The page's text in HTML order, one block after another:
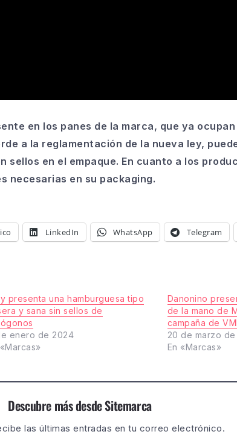
en los panes de la marca, que ya ocupan
a la reglamentación de la nueva ley,
sellos en el empaque. En cuanto a los
necesarias en su packaging.
LinkedIn WhatsApp Telegram
presenta una hamburguesa tipo
y sana sin sellos de
enero de 2024
Danonino
de la mano de
campaña de
20 de marzo de
En «Marcas»
Descubre más desde Sitemarca
las últimas entradas en tu correo electrónico.